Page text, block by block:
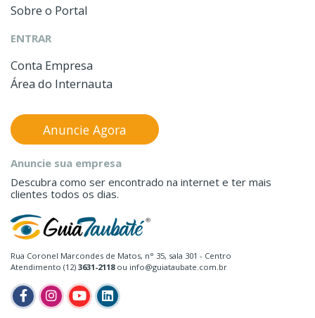
Sobre o Portal
ENTRAR
Conta Empresa
Área do Internauta
Rua Coronel Marcondes de Matos, n° 35, sala 301 - Centro
Atendimento (12) 3631-2118ou info@guiataubate.com.br
Anuncie sua empresa
Descubra como ser encontrado na internet e ter mais
clientes todos os dias.
Anuncie Agora